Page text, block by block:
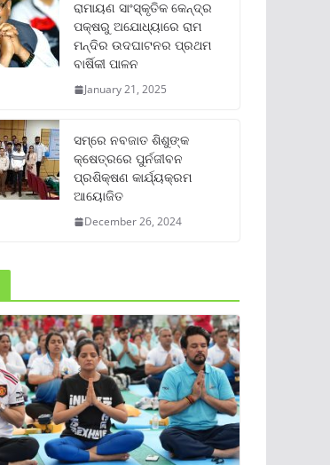
ରାମାୟଣ ସାଂସ୍କୃତିକ କେନ୍ଦ୍ର
ପକ୍ଷରୁ ଅଯୋଧ୍ୟାରେ ରାମ
ମନ୍ଦିର ଉଦଘାଟନର ପ୍ରଥମ
ବାର୍ଷିକୀ ପାଳନ
January 21, 2025
ସମ୍‌ରେ ନବଜାତ ଶିଶୁଙ୍କ
କ୍ଷେତ୍ରରେ ପୁର୍ନଜୀବନ
ପ୍ରଶିକ୍ଷଣ କାର୍ଯ୍ୟକ୍ରମ
ଆୟୋଜିତ
December 26, 2024